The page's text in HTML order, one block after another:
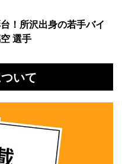
！所沢出身の若手バイ
選手
いて